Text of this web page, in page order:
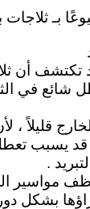
تكتشف أن
شائع في
قليلاً ،
قد يسبب
.
مواسير
بشكل